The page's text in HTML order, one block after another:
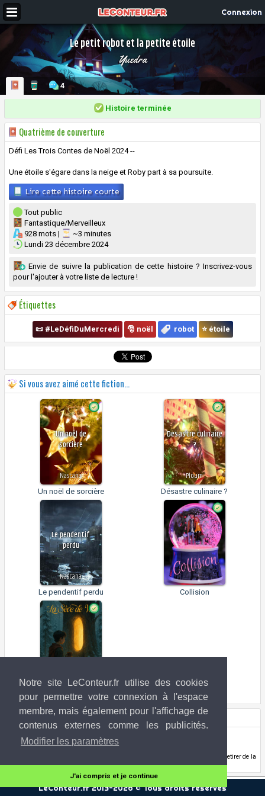
Notre site LeConteur.fr utilise des cookies
pour permettre votre connexion à l'espace
membre, mais également pour l'affichage de
contenus externes comme les publicités.
Modifier les paramètres
J'ai compris et je continue
Connexion
Le petit robot et la petite étoile
Yuedra
4
Histoire terminée
Quatrième de couverture
Défi Les Trois Contes de Noël 2024 --
Une étoile s'égare dans la neige et Roby part à sa poursuite.
Lire cette histoire courte
Tout public
Fantastique/Merveilleux
928 mots |
~3 minutes
Lundi 23 décembre 2024
Envie de suivre la publication de cette histoire ? Inscrivez-vous
pour l'ajouter à votre liste de lecture !
Étiquettes
📜 #LeDéfiDuMercredi 🎅 noël robot ⭐ étoile
Si vous avez aimé cette fiction...
Un noël de
sorcière
Nascana
Un noël de sorcière
Désastre culinaire
?
Ploum
Désastre culinaire ?
Le pendentif
perdu
Nascana
Le pendentif perdu Collision
La sève de Vie
Droits de l'image
Henrik Evensen
(ArtStation)
www.artstation.com/selvestehe
Si vous êtes l'ayant-droit de l'image utilisée ci-dessus et que vous souhaitez la retirer de la
banque d'image LeConteur.fr,contactez-nous.
LeConteur.fr 2013-2026 © Tous droits réservés